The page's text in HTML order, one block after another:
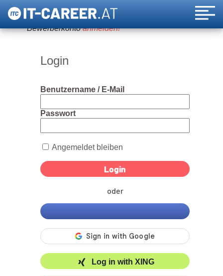
Um diese Funktion nutzen zu können, bitte ein
Bewerberkontoanmelden!
Login
Benutzername / E-Mail
Passwort
Angemeldet bleiben
oder
Log in with XING